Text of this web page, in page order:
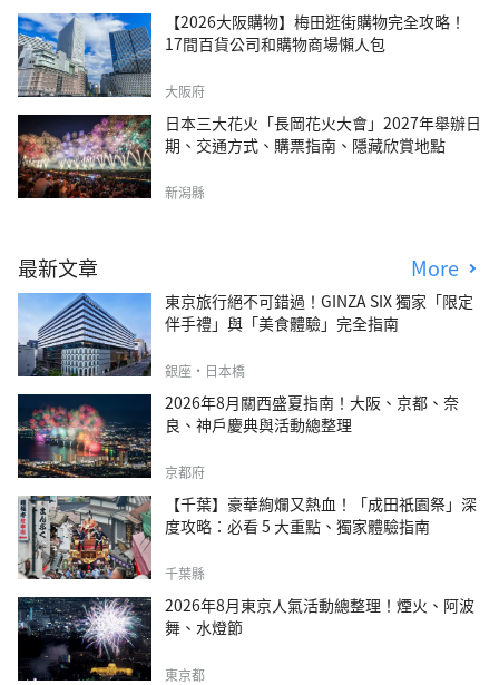
【2026大阪購物】梅田逛街購物完全攻略！
17間百貨公司和購物商場懶人包
大阪府
日本三大花火「長岡花火大會」2027年舉辦日
期、交通方式、購票指南、隱藏欣賞地點
新潟縣
最新文章 More
東京旅行絕不可錯過！GINZA SIX 獨家「限定
伴手禮」與「美食體驗」完全指南
銀座・日本橋
2026年8月關西盛夏指南！大阪、京都、奈
良、神戶慶典與活動總整理
京都府
【千葉】豪華絢爛又熱血！「成田祇園祭」深
度攻略：必看 5 大重點、獨家體驗指南
千葉縣
2026年8月東京人氣活動總整理！煙火、阿波
舞、水燈節
東京都